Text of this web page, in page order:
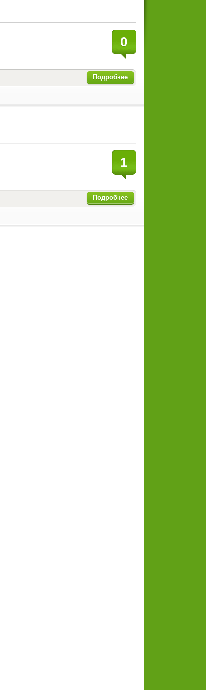
0
Подробнее
1
Подробнее